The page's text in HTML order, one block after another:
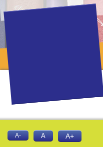
A- A A+